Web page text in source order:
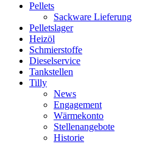
Pellets
Sackware Lieferung
Pelletslager
Heizöl
Schmierstoffe
Dieselservice
Tankstellen
Tilly
News
Engagement
Wärmekonto
Stellenangebote
Historie